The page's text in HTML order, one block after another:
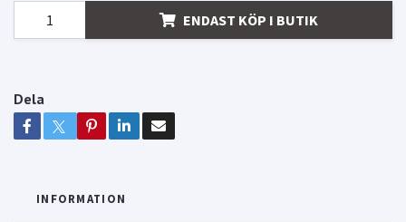
ENDAST KÖP I BUTIK
Dela
INFORMATION